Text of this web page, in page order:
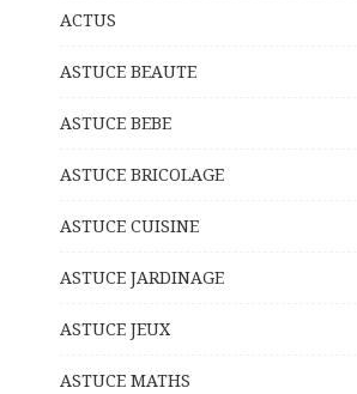
ACTUS
ASTUCE BEAUTE
ASTUCE BEBE
ASTUCE BRICOLAGE
ASTUCE CUISINE
ASTUCE JARDINAGE
ASTUCE JEUX
ASTUCE MATHS